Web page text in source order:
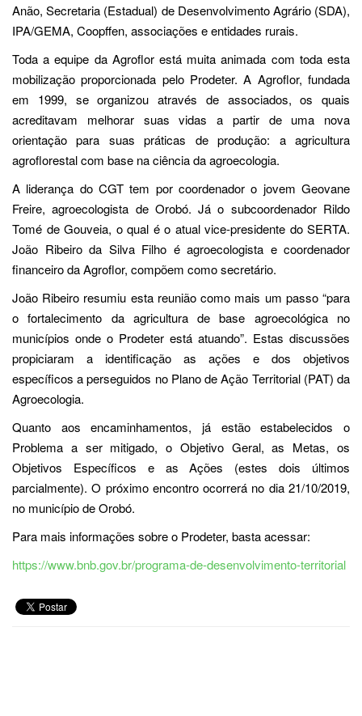
Anão, Secretaria (Estadual) de Desenvolvimento Agrário (SDA),
IPA/GEMA, Coopffen, associações e entidades rurais.
Toda a equipe da Agroflor está muita animada com toda esta
mobilização proporcionada pelo Prodeter. A Agroflor, fundada
em 1999, se organizou através de associados, os quais
acreditavam melhorar suas vidas a partir de uma nova
orientação para suas práticas de produção: a agricultura
agroflorestal com base na ciência da agroecologia.
A liderança do CGT tem por coordenador o jovem Geovane
Freire, agroecologista de Orobó. Já o subcoordenador Rildo
Tomé de Gouveia, o qual é o atual vice-presidente do SERTA.
João Ribeiro da Silva Filho é agroecologista e coordenador
financeiro da Agroflor, compõem como secretário.
João Ribeiro resumiu esta reunião como mais um passo “para
o fortalecimento da agricultura de base agroecológica no
municípios onde o Prodeter está atuando”. Estas discussões
propiciaram a identificação as ações e dos objetivos
específicos a perseguidos no Plano de Ação Territorial (PAT) da
Agroecologia.
Quanto aos encaminhamentos, já estão estabelecidos o
Problema a ser mitigado, o Objetivo Geral, as Metas, os
Objetivos Específicos e as Ações (estes dois últimos
parcialmente). O próximo encontro ocorrerá no dia 21/10/2019,
no município de Orobó.
Para mais informações sobre o Prodeter, basta acessar:
https://www.bnb.gov.br/programa-de-desenvolvimento-territorial